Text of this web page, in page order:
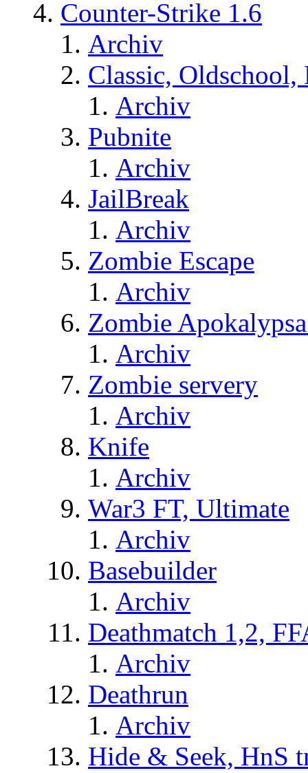
Counter-Strike 1.6
Archiv
Classic,
Archiv
Pubnite
Archiv
JailBreak
Archiv
Zombie Escape
Archiv
Zombie
Archiv
Zombie servery
Archiv
Knife
Archiv
War3 FT, Ultimate
Archiv
Basebuilder
Archiv
Deathmatch 1,2,
Archiv
Deathrun
Archiv
Hide & Seek, HnS